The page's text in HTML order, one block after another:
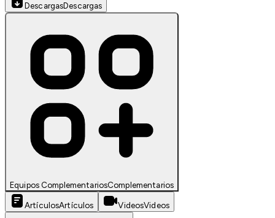
DescargasDescargas
Equipos ComplementariosComplementarios
ArtículosArtículos VideosVideos